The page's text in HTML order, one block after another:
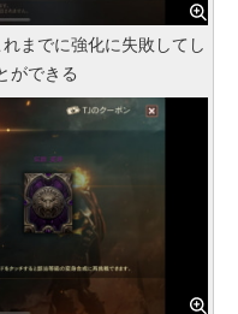
までに強化に失敗してし
ができる